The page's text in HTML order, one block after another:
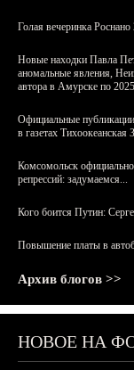
Голая вечеринка Роснано
Новые находки Павла
аномальные явления,
автора в Амурске по 2025
Официальные
в газетах
Комсомольск
репрессий: задумаемся...
Кого боится Путин:
Повышение платы в
Архив блогов >>
НОВОЕ НА